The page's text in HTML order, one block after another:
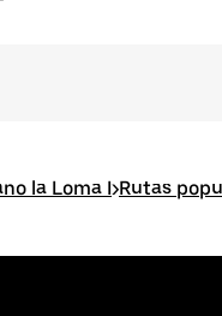
la Loma I>Rutas